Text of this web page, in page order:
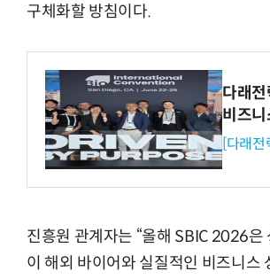
구체화할 방침이다.
다래
비즈
[다래전
진흥원 관계자는 “올해 SBIC 2026
이 해외 바이어와 실질적인 비즈니스